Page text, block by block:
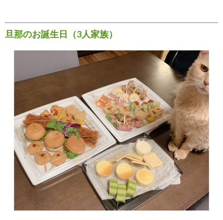
旦那のお誕生日（3人家族）